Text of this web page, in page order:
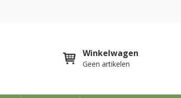
Winkelwagen
Geen artikelen